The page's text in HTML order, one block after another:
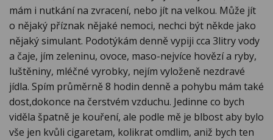
mám i nutkání na zvracení, nebo jít na velkou. Může jít
o nějaký příznak nějaké nemoci, nechci být někde jako
nějaký simulant. Podotýkám denně vypiji cca 3litry vody
a čaje, jím zeleninu, ovoce, maso-nejvíce hovězí a ryby,
luštěniny, mléčné vyrobky, nejím vyloženě nezdravé
jídla. Spím průměrně 8 hodin denně a pohybu mám také
dost,dokonce na čerstvém vzduchu. Jedinne co bych
viděla špatně je kouření, ale podle mě je blbost aby bylo
vše jen kvůli cigaretam, kolikrat omdlim, aniž bych ten